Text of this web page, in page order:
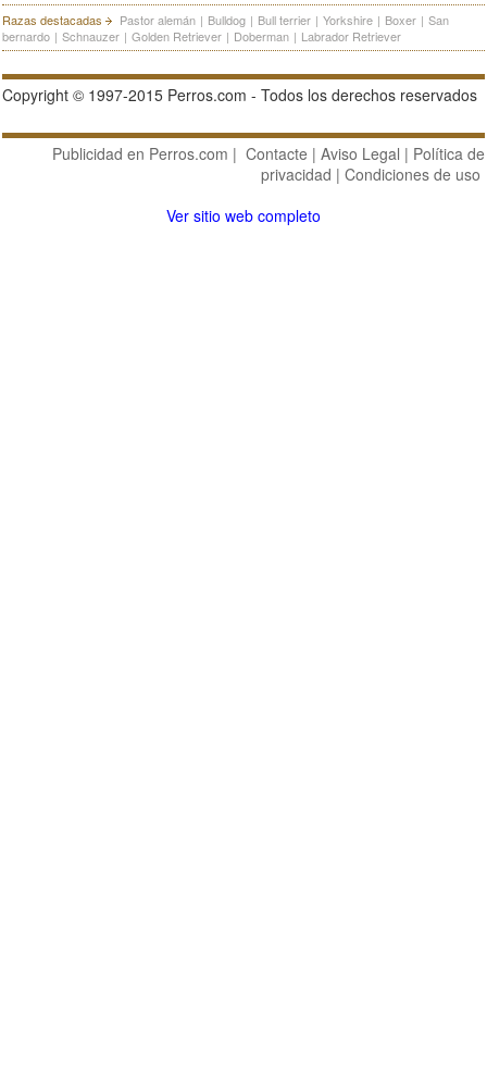
Razas destacadas
Pastor alemán | Bulldog | Bull terrier | Yorkshire | Boxer | San
bernardo | Schnauzer | Golden Retriever | Doberman | Labrador Retriever
Copyright © 1997-2015 Perros.com - Todos los derechos reservados
Publicidad en Perros.com | Contacte | Aviso Legal | Política de
privacidad | Condiciones de uso
Ver sitio web completo